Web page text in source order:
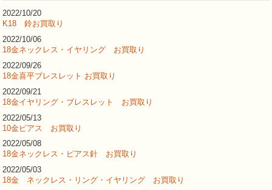
2022/10/20
K18 鈴お買取り
2022/10/06
18金ネックレス・イヤリング お買取り
2022/09/26
18金喜平ブレスレット お買取り
2022/09/21
18金イヤリング・ブレスレット お買取り
2022/05/13
10金ピアス お買取り
2022/05/08
18金ネックレス・ピアス針 お買取り
2022/05/03
18金 ネックレス・リング・イヤリング お買取り